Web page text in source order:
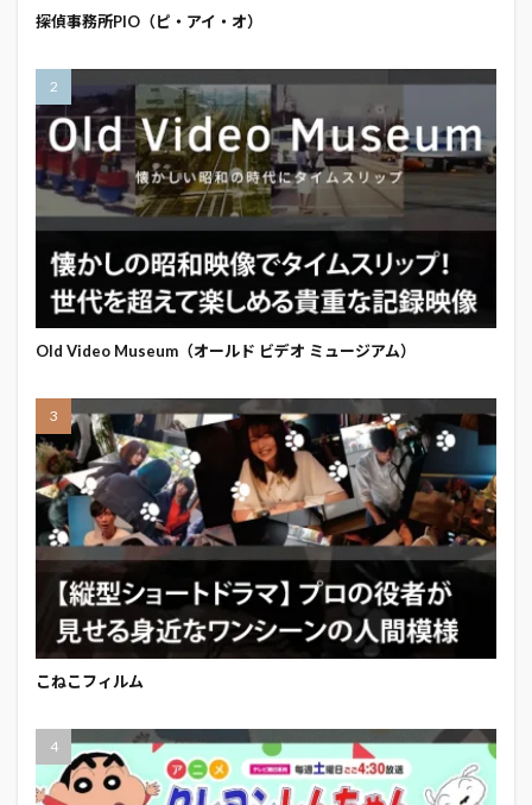
探偵事務所PIO（ピ・アイ・オ）
Old Video Museum（オールド ビデオ ミュージアム）
こねこフィルム